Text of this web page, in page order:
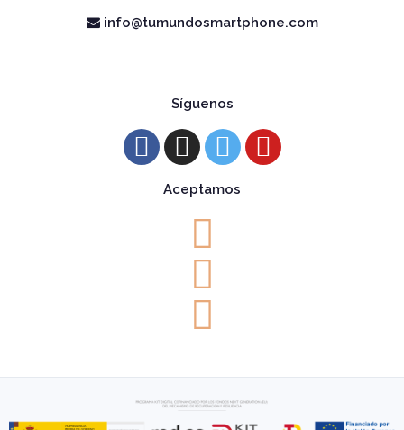
info@tumundosmartphone.com
Síguenos
Aceptamos